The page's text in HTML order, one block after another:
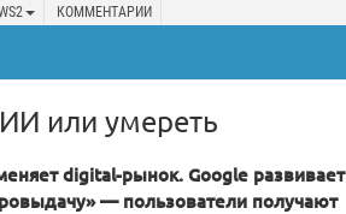
КОММЕНТАРИИ
или умереть
digital-рынок. Google развивает
— пользователи получают